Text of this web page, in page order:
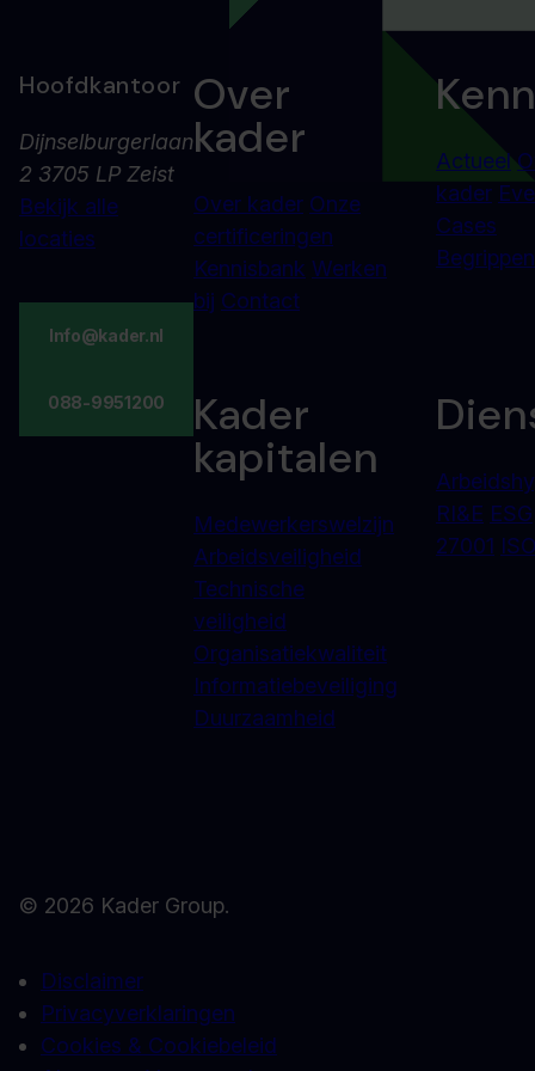
Hoofdkantoor
Dijnselburgerlaan
2 3705 LP Zeist
Bekijk alle
locaties
Info@kader.nl
088-9951200
Over
kader
Over kader Onze
certificeringen
Kennisbank Werken
bij Contact
Actueel
kader
Cases
Kader
kapitalen
Medewerkerswelzijn
Arbeidsveiligheid
Technische
veiligheid
Organisatiekwaliteit
Informatiebeveiliging
Duurzaamheid
RI&E ESG
27001
© 2026 Kader Group.
Disclaimer
Privacyverklaringen
Cookies & Cookiebeleid